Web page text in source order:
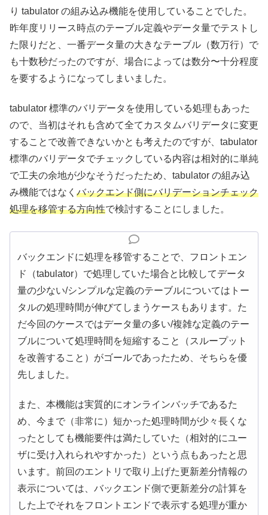
り tabulator の組み込み機能を使用していることでした。
昨年度リリース時点のテーブル定義やデータ量でテストし
た限りだと、一番データ量の大きなテーブル（数万行）で
も十数秒だったのですが、場合によっては数分〜十分程度
を要するようになってしまいました。
tabulator 標準のバリデータを使用している処理もあった
ので、当初はそれも含めて全てカスタムバリデータに変更
することで改善できないかとも考えたのですが、tabulator
標準のバリデータでチェックしている内容は相対的に単純
で工夫の余地が少なそうだったため、tabulator の組み込
み機能ではなく バックエンド側にバリデーションチェック
処理を移管する方向性で検討することにしました。
バックエンドに処理を移管することで、フロントエン
ド（tabulator）で処理していた場合と比較してデータ
量の少ない/シンプルな定義のテーブルについてはトー
タルの処理時間が伸びてしまうケースもあります。た
だ今回のケースではデータ量の多い/複雑な定義のテー
ブルについて処理時間を短縮すること（スループット
を改善すること）がゴールであったため、そちらを優
先しました。
また、本機能は実質的にオンラインバッチであるた
め、今まで（非常に）短かった処理時間が少々長くな
ったとしても機能要件は満たしていた（相対的にユー
ザに受け入れられやすかった）という点もあったと思
います。前回のエントリで取り上げた更新差分情報の
表示については、バックエンド側で更新差分の計算を
した上でそれをフロントエンドで表示する処理が重か